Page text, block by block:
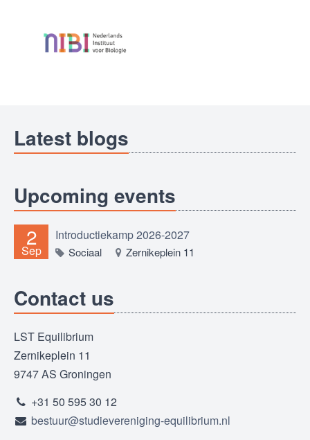
Latest blogs
Upcoming events
2
Sep
Introductiekamp 2026-2027
Sociaal Zernikeplein 11
Contact us
LST Equilibrium
Zernikeplein 11
9747 AS Groningen
+31 50 595 30 12
bestuur@studievereniging-equilibrium.nl